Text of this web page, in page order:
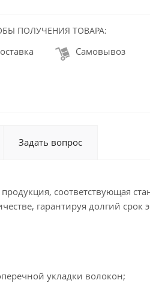
ПОЛУЧЕНИЯ ТОВАРА:
Самовывоз
Задать вопрос
соответствующая
гарантируя долгий срок
укладки волокон;